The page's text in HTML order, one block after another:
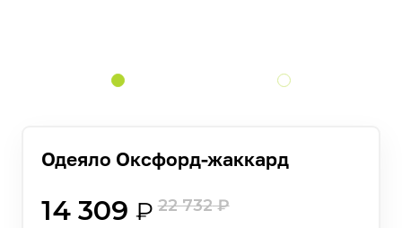
Одеяло Оксфорд-жаккард
14 309 ₽ 22 732₽